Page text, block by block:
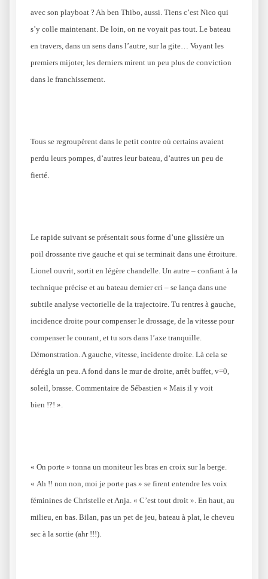
avec son playboat ? Ah ben Thibo, aussi. Tiens c’est Nico qui
s’y colle maintenant. De loin, on ne voyait pas tout. Le bateau
en travers, dans un sens dans l’autre, sur la gite… Voyant les
premiers mijoter, les derniers mirent un peu plus de conviction
dans le franchissement.
Tous se regroupèrent dans le petit contre où certains avaient
perdu leurs pompes, d’autres leur bateau, d’autres un peu de
fierté.
Le rapide suivant se présentait sous forme d’une glissière un
poil drossante rive gauche et qui se terminait dans une étroiture.
Lionel ouvrit, sortit en légère chandelle. Un autre – confiant à la
technique précise et au bateau dernier cri – se lança dans une
subtile analyse vectorielle de la trajectoire. Tu rentres à gauche,
incidence droite pour compenser le drossage, de la vitesse pour
compenser le courant, et tu sors dans l’axe tranquille.
Démonstration. A gauche, vitesse, incidente droite. Là cela se
dérégla un peu. A fond dans le mur de droite, arrêt buffet, v=0,
soleil, brasse. Commentaire de Sébastien « Mais il y voit
bien !?! ».
« On porte » tonna un moniteur les bras en croix sur la berge.
« Ah !! non non, moi je porte pas » se firent entendre les voix
féminines de Christelle et Anja. « C’est tout droit ». En haut, au
milieu, en bas. Bilan, pas un pet de jeu, bateau à plat, le cheveu
sec à la sortie (ahr !!!).